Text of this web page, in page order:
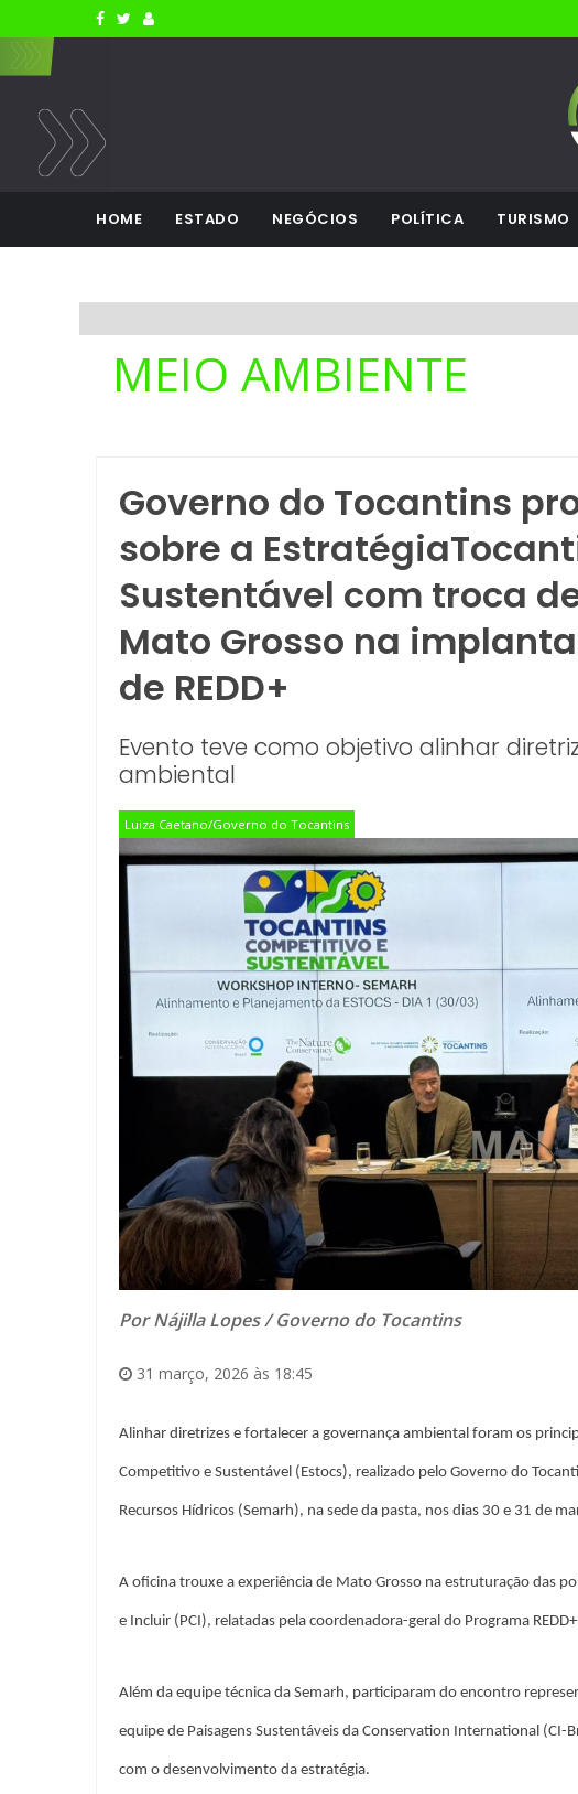
HOME ESTADO NEGÓCIOS POLÍTICA TURISMO
MEIO AMBIENTE
Governo do Tocantins
sobre a
Sustentável com troca
Mato Grosso na
de REDD+
Evento teve como objetivo alinhar
ambiental
Luiza Caetano/Governo do Tocantins
Por Nájilla Lopes / Governo do Tocantins
31 março, 2026 às 18:45
Alinhar diretrizes e fortalecer a governança ambiental foram os
Competitivo e Sustentável (Estocs), realizado pelo Governo do
Recursos Hídricos (Semarh), na sede da pasta, nos dias 30 e 31 de
A oficina trouxe a experiência de Mato Grosso na estruturação das
e Incluir (PCI), relatadas pela coordenadora-geral do Programa
Além da equipe técnica da Semarh, participaram do encontro
equipe de Paisagens Sustentáveis da Conservation International
com o desenvolvimento da estratégia.